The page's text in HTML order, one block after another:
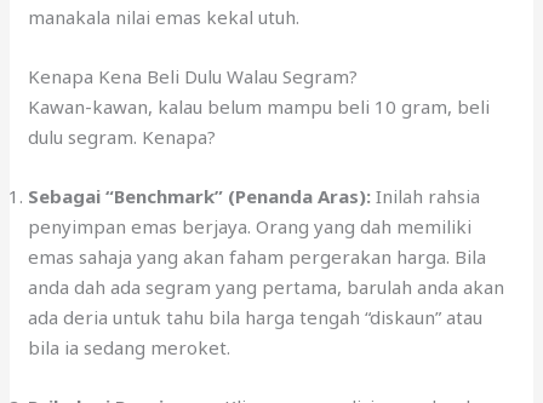
manakala nilai emas kekal utuh.
Kenapa Kena Beli Dulu Walau Segram?
Kawan-kawan, kalau belum mampu beli 10 gram, beli
dulu segram. Kenapa?
Sebagai “Benchmark” (Penanda Aras): Inilah rahsia
penyimpan emas berjaya. Orang yang dah memiliki
emas sahaja yang akan faham pergerakan harga. Bila
anda dah ada segram yang pertama, barulah anda akan
ada deria untuk tahu bila harga tengah “diskaun” atau
bila ia sedang meroket.